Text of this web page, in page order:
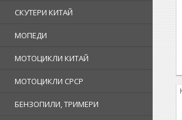
СКУТЕРИ КИТАЙ
МОПЕДИ
МОТОЦИКЛИ КИТАЙ
МОТОЦИКЛИ СРСР
БЕНЗОПИЛИ, ТРИМЕРИ